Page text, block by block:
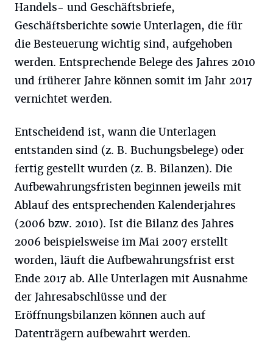
Handels- und Geschäftsbriefe,
Geschäftsberichte sowie Unterlagen, die für
die Besteuerung wichtig sind, aufgehoben
werden. Entsprechende Belege des Jahres 2010
und früherer Jahre können somit im Jahr 2017
vernichtet werden.
Entscheidend ist, wann die Unterlagen
entstanden sind (z. B. Buchungsbelege) oder
fertig gestellt wurden (z. B. Bilanzen). Die
Aufbewahrungsfristen beginnen jeweils mit
Ablauf des entsprechenden Kalenderjahres
(2006 bzw. 2010). Ist die Bilanz des Jahres
2006 beispielsweise im Mai 2007 erstellt
worden, läuft die Aufbewahrungsfrist erst
Ende 2017 ab. Alle Unterlagen mit Ausnahme
der Jahresabschlüsse und der
Eröffnungsbilanzen können auch auf
Datenträgern aufbewahrt werden.